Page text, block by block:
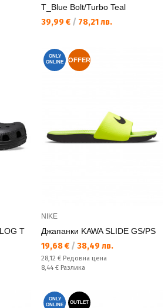
T_Blue Bolt/Turbo Teal
Текуща цена:
39,99 € / 78,21 лв.
T
ONLY
ONLINE
OFFER
NIKE
Джапанки KAWA SLIDE GS/PS
Текуща цена:
19,68 € / 38,49 лв.
Редовна цена:
28,12 € Редовна цена
Спестявате:
8,44 € Разлика
ONLY
ONLINE
OUTLET